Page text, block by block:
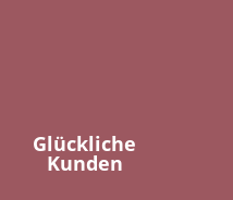
Glückliche
Kunden